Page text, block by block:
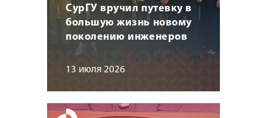
СурГУ вручил путевку в
большую жизнь новому
поколению инженеров
13 июля 2026